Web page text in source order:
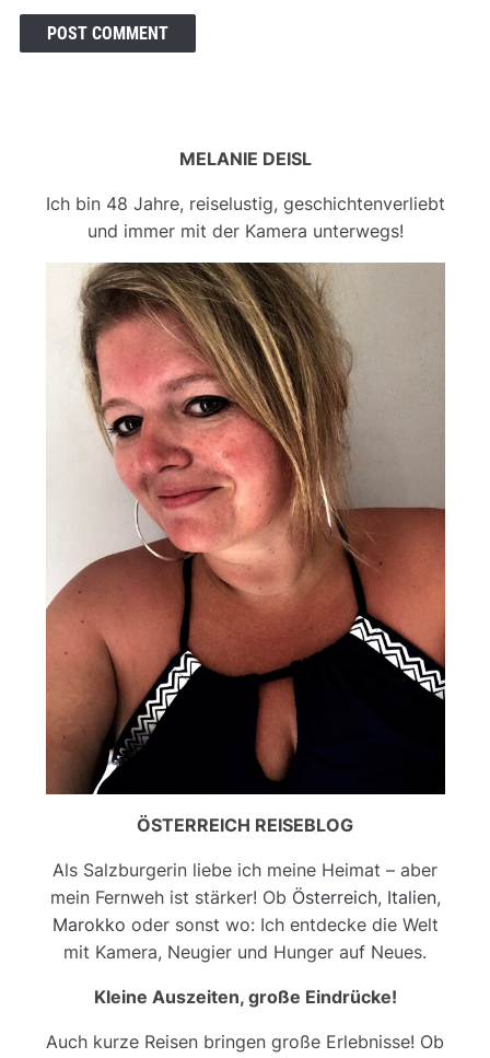
MELANIE DEISL
Ich bin 48 Jahre, reiselustig, geschichtenverliebt
und immer mit der Kamera unterwegs!
ÖSTERREICH REISEBLOG
Als Salzburgerin liebe ich meine Heimat – aber
mein Fernweh ist stärker! Ob Österreich, Italien,
Marokko oder sonst wo: Ich entdecke die Welt
mit Kamera, Neugier und Hunger auf Neues.
Kleine Auszeiten, große Eindrücke!
Auch kurze Reisen bringen große Erlebnisse! Ob